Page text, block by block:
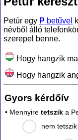
Petúr egy P betűvel
névből álló
szerepel benne.
Hogy hangzik
Hogy hangzik
Gyors kérdőív
• Mennyire tetszik a
nem tetszik